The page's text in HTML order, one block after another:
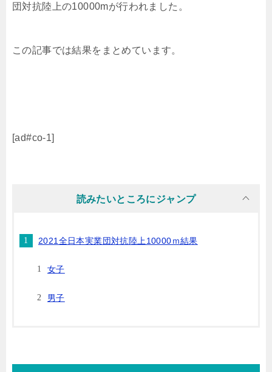
団対抗陸上の10000mが行われました。
この記事では結果をまとめています。
[ad#co-1]
読みたいところにジャンプ
2021全日本実業団対抗陸上10000ｍ結果
女子
男子